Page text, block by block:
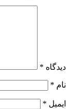
دیدگاه *
نام *
ایمیل *